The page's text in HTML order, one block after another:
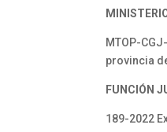
MTOP-
provincia
FUNCIÓN
189-2022